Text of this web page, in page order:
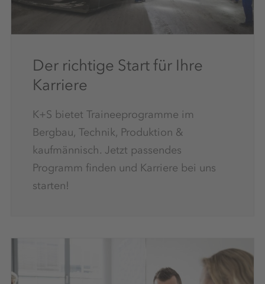
Der richtige Start für Ihre
Karriere
K+S bietet Traineeprogramme im
Bergbau, Technik, Produktion &
kaufmännisch. Jetzt passendes
Programm finden und Karriere bei uns
starten!